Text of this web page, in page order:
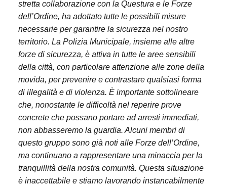
stretta collaborazione con la Questura e le Forze
dell’Ordine, ha adottato tutte le possibili misure
necessarie per garantire la sicurezza nel nostro
territorio. La Polizia Municipale, insieme alle altre
forze di sicurezza, è attiva in tutte le aree sensibili
della città, con particolare attenzione alle zone della
movida, per prevenire e contrastare qualsiasi forma
di illegalità e di violenza. È importante sottolineare
che, nonostante le difficoltà nel reperire prove
concrete che possano portare ad arresti immediati,
non abbasseremo la guardia. Alcuni membri di
questo gruppo sono già noti alle Forze dell’Ordine,
ma continuano a rappresentare una minaccia per la
tranquillità della nostra comunità. Questa situazione
è inaccettabile e stiamo lavorando instancabilmente